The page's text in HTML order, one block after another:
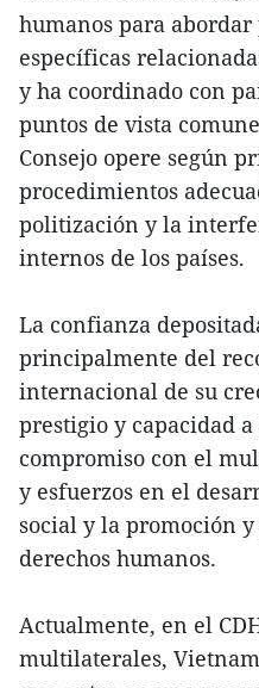
humanos para
específicas
y ha coordinado con
puntos de vista
Consejo opere según
procedimientos
politización y la
internos de los países.
La confianza
principalmente del
internacional de su
prestigio y capacidad
compromiso con el
y esfuerzos en el
social y la promoción
derechos humanos.
Actualmente, en el
multilaterales,